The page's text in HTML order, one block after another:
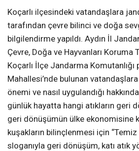
Koçarlı ilçesindeki vatandaşlara
tarafından çevre bilinci ve doğa
bilgilendirme yapıldı. Aydın İl
Çevre, Doğa ve Hayvanları Koruma
Koçarlı İlçe Jandarma Komutanlığı
Mahallesi’nde bulunan
önemi ve nasıl uygulandığı
günlük hayatta hangi atıkların geri
geri dönüşümün ülke ekonomisine
kuşakların bilinçlenmesi için
sloganıyla geri dönüşüm, katı atık